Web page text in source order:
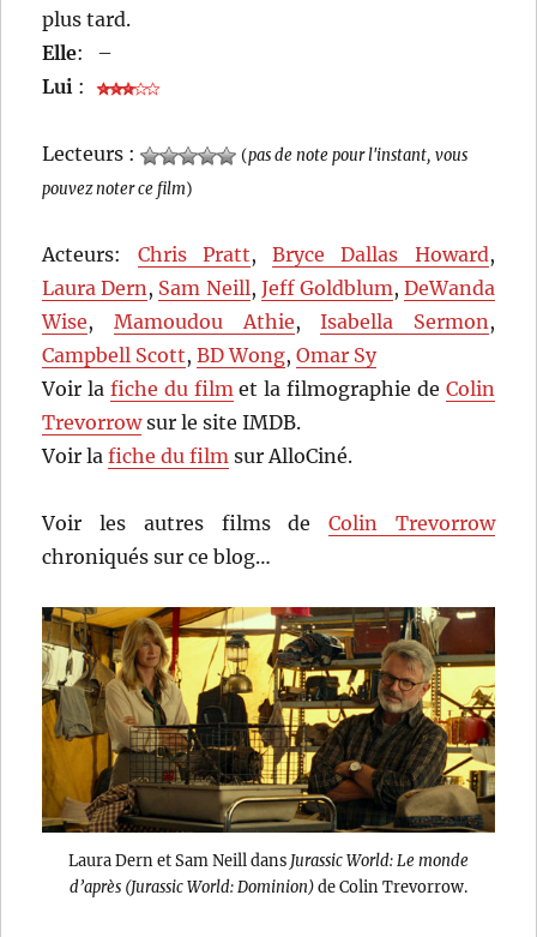
plus tard.
Elle:
–
Lui :
Lecteurs : (pas de note pour l'instant, vous
pouvez noter ce film)
Acteurs: Chris Pratt,Bryce Dallas Howard,
Laura Dern, Sam Neill, Jeff Goldblum, DeWanda
Wise, Mamoudou Athie,Isabella Sermon,
Campbell Scott,BD Wong,Omar Sy
Voir la fiche du filmet la filmographie de Colin
Trevorrowsur le site IMDB.
Voir lafiche du film sur AlloCiné.
Voir les autres films de Colin Trevorrow
chroniqués sur ce blog…
Laura Dern et Sam Neill dans Jurassic World: Le monde
d’après (Jurassic World: Dominion)de Colin Trevorrow.